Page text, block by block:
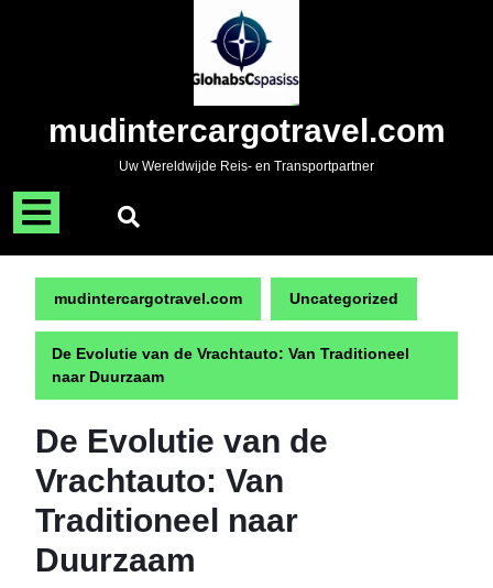
mudintercargotravel.com
Uw Wereldwijde Reis- en Transportpartner
Menu
openen
mudintercargotravel.com Uncategorized
De Evolutie van de Vrachtauto: Van Traditioneel
naar Duurzaam
De Evolutie van de
Vrachtauto: Van
Traditioneel naar
Duurzaam